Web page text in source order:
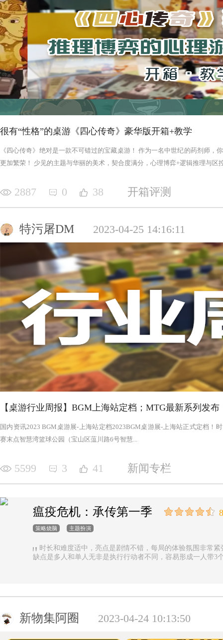
很有“性格”的桌游《四心传奇》豪华版开箱+教学
《四心传奇》绝对是一款不可错过的宝藏桌游！ 作为一名中世纪的药剂师，
更加繁荣！ 少见的主题与华丽的美术，契合度满分，心理博弈+逻辑推理与区
2887 0 38 开箱评测
特污屠DM 2023-04-25 14:16:11
【桌游行业周报】BGM上海站定档；MTG最新系列发布
国内资讯2023 BGM桌游展-上海站定档2023BGM桌游展-上海站正式定档！
赛末点智慧湾篮球公园（宝山区蕰川路6号智慧...
5599 3 41 新闻专栏
瘟疫危机：承传第一季
策略烧脑 主题扮演
时长和难度适中，亮点是剧情不错，每局的体验氛围非常
缺点是多人和单人无非是执行行动者不同，容易形成一人带3
新物集阿圈 2023-04-24 10:13:50